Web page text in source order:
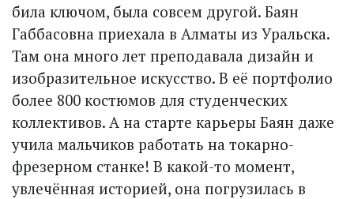
била ключом, была совсем другой. Баян
Габбасовна приехала в Алматы из Уральска.
Там она много лет преподавала дизайн и
изобразительное искусство. В её портфолио
более 800 кос­тюмов для студенческих
коллективов. А на старте карьеры Баян даже
учила мальчиков работать на токарно-
фрезерном станке! В какой-то момент,
увлечённая историей, она погрузилась в